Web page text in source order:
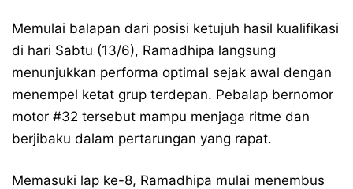
Memulai balapan dari posisi ketujuh hasil kualifikasi
di hari Sabtu (13/6), Ramadhipa langsung
menunjukkan performa optimal sejak awal dengan
menempel ketat grup terdepan. Pebalap bernomor
motor #32 tersebut mampu menjaga ritme dan
berjibaku dalam pertarungan yang rapat.
Memasuki lap ke-8, Ramadhipa mulai menembus